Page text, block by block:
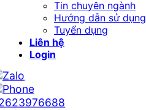
Tin chuyên ngành
Hướng dẫn sử dụng
Tuyển dụng
Liên hệ
Login